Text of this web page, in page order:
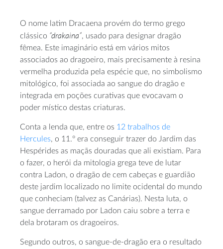
O nome latim Dracaena provém do termo grego
clássico “drakaina”, usado para designar dragão
fêmea. Este imaginário está em vários mitos
associados ao dragoeiro, mais precisamente à resina
vermelha produzida pela espécie que, no simbolismo
mitológico, foi associada ao sangue do dragão e
integrada em poções curativas que evocavam o
poder místico destas criaturas.
Conta a lenda que, entre os 12 trabalhos de
Hercules, o 11.º era conseguir trazer do Jardim das
Hespérides as maçãs douradas que ali existiam. Para
o fazer, o herói da mitologia grega teve de lutar
contra Ladon, o dragão de cem cabeças e guardião
deste jardim localizado no limite ocidental do mundo
que conheciam (talvez as Canárias). Nesta luta, o
sangue derramado por Ladon caiu sobre a terra e
dela brotaram os dragoeiros.
Segundo outros, o sangue-de-dragão era o resultado